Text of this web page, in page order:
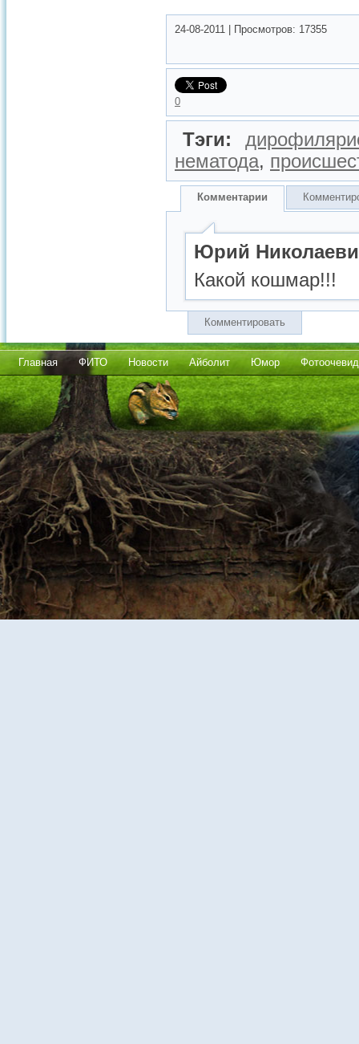
24-08-2011 Просмотров: 17355
0
Тэги:
нематода,
Комментарии
Юрий
Какой кошмар!!!
Комментировать
Главная ФИТО Новости Айболит Юмор